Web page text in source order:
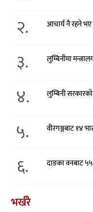
२. आचार्य नै रहने भए
३. लुम्बिनीमा
४. लुम्बिनी
५. वीरगञ्जबाट १४
६. दाङका वनबाट
भर्खरै